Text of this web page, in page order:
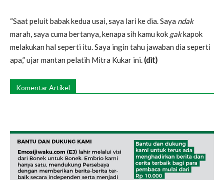
“Saat peluit babak kedua usai, saya lari ke dia. Saya ndak
marah, saya cuma bertanya, kenapa sih kamu kok gakkapok
melakukan hal seperti itu. Saya ingin tahu jawaban dia seperti
apa,” ujar mantan pelatih Mitra Kukar ini. (dit)
Komentar Artikel